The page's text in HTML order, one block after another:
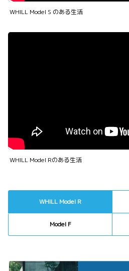
WHILL Model S のある生活
WHILL Model Rのある生活
WHILL Model R
Model F